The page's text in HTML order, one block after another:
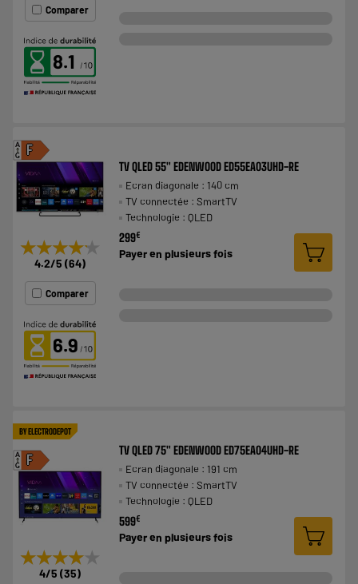
Comparer
8.1
F
A
G
★★★★★
★★★★★
4.2/5 (64)
Comparer
6.9
TV QLED 55" EDENWOOD ED55EA03UHD-RE
Ecran diagonale : 140 cm
TV connectée : SmartTV
Technologie : QLED
299€
Payer en plusieurs fois
BY ELECTRODEPOT
F
A
G
★★★★★
★★★★★
4/5 (35)
TV QLED 75" EDENWOOD ED75EA04UHD-RE
Ecran diagonale : 191 cm
TV connectée : SmartTV
Technologie : QLED
599€
Payer en plusieurs fois